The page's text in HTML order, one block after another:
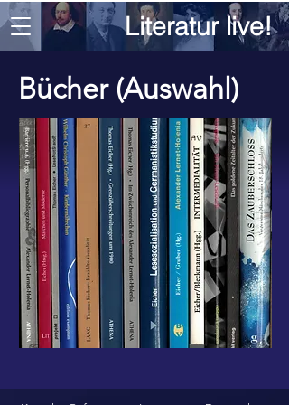
Literatur live!
Bücher (Auswahl)